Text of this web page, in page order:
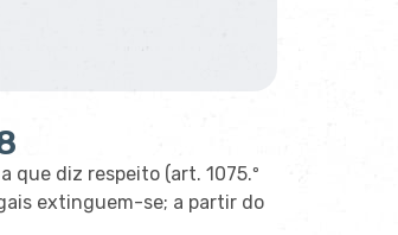
que diz respeito (art. 1075.º
extinguem-se; a partir do